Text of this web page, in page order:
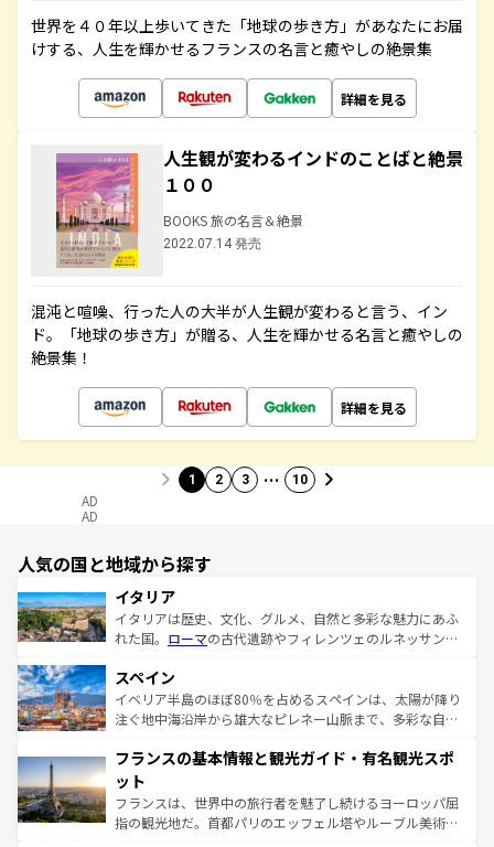
世界を４０年以上歩いてきた「地球の歩き方」があなたにお届
けする、人生を輝かせるフランスの名言と癒やしの絶景集
詳細を見る
人生観が変わるインドのことばと絶景
１００
BOOKS 旅の名言＆絶景
2022.07.14 発売
混沌と喧噪、行った人の大半が人生観が変わると言う、イン
ド。「地球の歩き方」が贈る、人生を輝かせる名言と癒やしの
絶景集！
詳細を見る
1 2 3 … 10
AD
AD
人気の国と地域から探す
イタリア
イタリアは歴史、文化、グルメ、自然と多彩な魅力にあふ
れた国。 ローマの古代遺跡やフィレンツェのルネッサンス
ろん、トスカーナの美しい田園風景やアマルフィ海岸の絶
景など、自然景観も見逃せない。観光の合間には、本場の
ピザやパスタなど、絶品のイタリア料理を堪能することも
ませてくれるイタリアで、忘れられない旅をしてみよう！
なお、新着のイタリア情報は
しい。
スペイン
イベリア半島のほぼ80％を占めるスペインは、太陽が降り
注ぐ地中海沿岸から雄大なピレネー山脈まで、多彩な自然
文化が根付くこの国では、情熱的なフラメンコ、熱気あふ
れる闘牛、そして美味しいタパスが生活の一部となってい
る。首都マドリードの洗練された雰囲気や、バルセロナの
アートに溢れた街角から、地方では古代ローマ遺跡や中世
フランスの基本情報と観光ガイド・有名観光スポ
ット
フランスは、世界中の旅行者を魅了し続けるヨーロッパ屈
指の観光地だ。首都パリのエッフェル塔やルーブル美術館